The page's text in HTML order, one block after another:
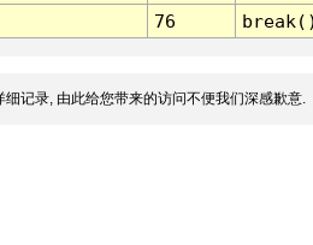
76 break()
记录, 由此给您带来的访问不便我们深感歉意.